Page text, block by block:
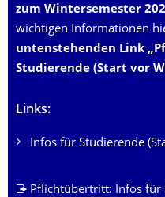
zum Wintersemester
wichtigen Informationen
untenstehenden Link
Studierende (Start vor
Links:
Infos für Studierende
Pflichtübertritt: Infos für